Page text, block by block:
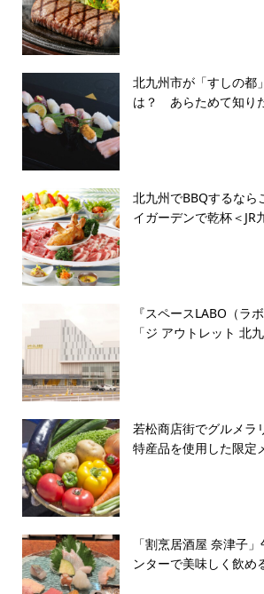
北九州市が「すしの都
は？ あらためて知り
北九州でBBQするなら
イガーデンで乾杯＜JR
『スペースLABO（ラ
「ジ アウトレット 北
若松商店街でグルメ
特産品を使用した限定
「割烹居酒屋 奈津子
ンターで美味しく飲め